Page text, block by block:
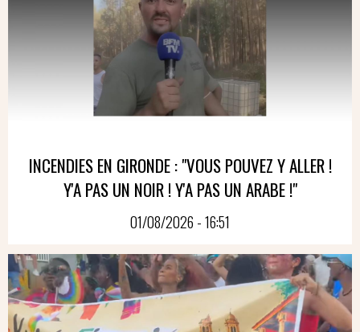
INCENDIES EN GIRONDE : "VOUS POUVEZ Y ALLER !
Y'A PAS UN NOIR ! Y'A PAS UN ARABE !"
01/08/2026 - 16:51